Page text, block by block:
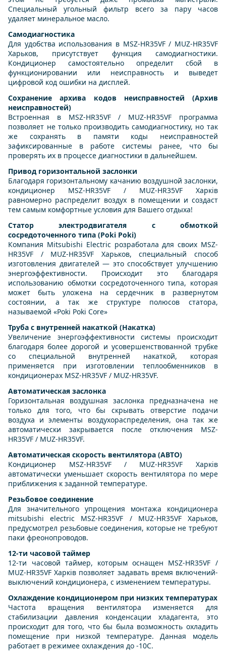
Специальный угольный фильтр всего за пару часов
удаляет минеральное масло.
Самодиагностика
Для удобства использования в MSZ-HR35VF / MUZ-HR35VF
Харьков, присутствует функция самодиагностики.
Кондиционер самостоятельно определит сбой в
функционировании или неисправность и выведет
цифровой код ошибки на дисплей.
Сохранение архива кодов неисправностей (Архив
неисправностей)
Встроенная в MSZ-HR35VF / MUZ-HR35VF программа
позволяет не только производить самодиагностику, но так
же сохранять в памяти коды неисправностей
зафиксированные в работе системы ранее, что бы
проверять их в процессе диагностики в дальнейшем.
Привод горизонтальной заслонки
Благодаря горизонтальному качанию воздушной заслонки,
кондиционер MSZ-HR35VF / MUZ-HR35VF Харків
равномерно распределит воздух в помещении и создаст
тем самым комфортные условия для Вашего отдыха!
Статор электродвигателя с обмоткой
сосредоточенного типа (Poki Poki)
Компания Mitsubishi Electric розработала для своих MSZ-
HR35VF / MUZ-HR35VF Харьков, специальный способ
изготовления двигателей — это способствует улучшению
энергоэффективности. Происходит это благодаря
использованию обмотки сосредоточенного типа, которая
может быть уложена на сердечник в развернутом
состоянии, а так же структуре полюсов статора,
называемой «Poki Poki Core»
Труба с внутренней накаткой (Накатка)
Увеличение энергоэффективности системы происходит
благодаря более дорогой и усовершенствованной трубке
со специальной внутренней накаткой, которая
применяется при изготовлении теплообменников в
кондиционерах MSZ-HR35VF / MUZ-HR35VF.
Автоматическая заслонка
Горизонтальная воздушная заслонка предназначена не
только для того, что бы скрывать отверстие подачи
воздуха и элементы воздухораспределения, она так же
автоматически закрывается после отключения MSZ-
HR35VF / MUZ-HR35VF.
Автоматическая скорость вентилятора (АВТО)
Кондиционер MSZ-HR35VF / MUZ-HR35VF Харків
автоматически уменьшает скорость вентилятора по мере
приближения к заданной температуре.
Резьбовое соединение
Для значительного упрощения монтажа кондиционера
mitsubishi electric MSZ-HR35VF / MUZ-HR35VF Харьков,
предусмотрел резьбовые соединения, которые не требуют
паки фреонопроводов.
12-ти часовой таймер
12-ти часовой таймер, которым оснащен MSZ-HR35VF /
MUZ-HR35VF Харків позволяет задавать время включений-
выключений кондиционера, с изменением температуры.
Охлаждение кондиционером при низких температурах
Частота вращения вентилятора изменяется для
стабилизации давления конденсации хладагента, это
происходит для того, что бы была возможность охладить
помещение при низкой температуре. Данная модель
работает в режимее охлаждения до -10С.